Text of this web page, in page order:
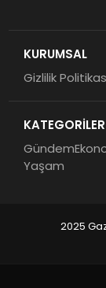
KURUMSAL
Gizlilik
KATEGORİLER
Gündem
Yaşam
2025